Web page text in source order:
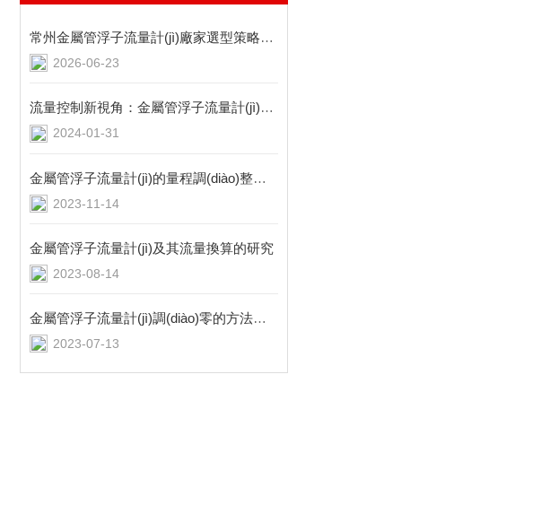
常州金屬管浮子流量計(jì)廠家選型策略與工況適配要點(diǎn)
2026-06-23
流量控制新視角：金屬管浮子流量計(jì)的創(chuàng)新應(yīng)用
2024-01-31
金屬管浮子流量計(jì)的量程調(diào)整方法
2023-11-14
金屬管浮子流量計(jì)及其流量換算的研究
2023-08-14
金屬管浮子流量計(jì)調(diào)零的方法與區(qū)別
2023-07-13